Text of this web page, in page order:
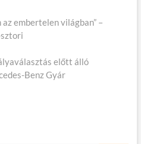
embertelen világban” –
sztori
előtt álló
Benz Gyár